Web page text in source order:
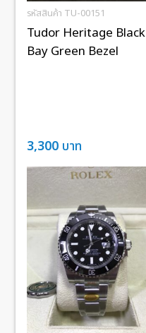
รหัสสินค้า TU-00151
Tudor Heritage Black
Bay Green Bezel
3,300 บาท